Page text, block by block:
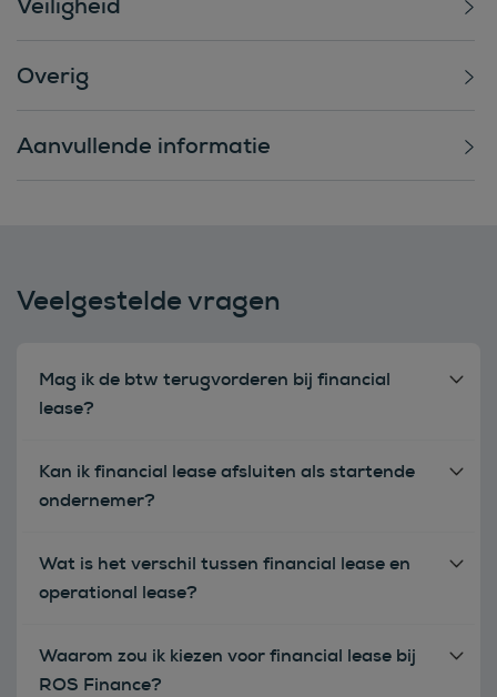
Overig
Aanvullende informatie
Veelgestelde vragen
Mag ik de btw terugvorderen bij financial
lease?
Kan ik financial lease afsluiten als startende
ondernemer?
Wat is het verschil tussen financial lease en
operational lease?
Waarom zou ik kiezen voor financial lease bij
ROS Finance?